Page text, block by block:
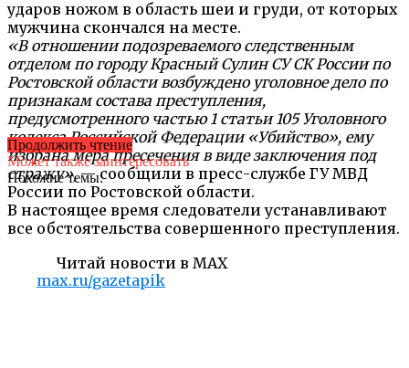
ударов ножом в область шеи и груди, от которых
мужчина скончался на месте.
«В отношении подозреваемого следственным
отделом по городу Красный Сулин СУ СК России по
Ростовской области возбуждено уголовное дело по
признакам состава преступления,
предусмотренного частью 1 статьи 105 Уголовного
кодекса Российской Федерации «Убийство», ему
избрана мера пресечения в виде заключения под
стражу»,— сообщили в пресс-службе ГУ МВД
России по Ростовской области.
В настоящее время следователи устанавливают
все обстоятельства совершенного преступления.
Читай новости в MAX
max.ru/gazetapik
Продолжить чтение
Может также заинтересовать
Похожие темы: